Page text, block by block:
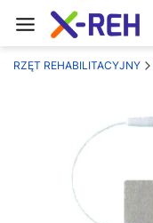
SPRZĘT REHABILITACYJNY